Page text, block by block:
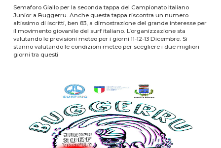
Semaforo Giallo per la seconda tappa del Campionato Italiano
Junior a Buggerru. Anche questa tappa riscontra un numero
altissimo di iscritti, ben 83, a dimostrazione del grande interesse per
il movimento giovanile del surf italiano. L’organizzazione sta
valutando le previsioni meteo per i giorni 11-12-13 Dicembre. Si
stanno valutando le condizioni meteo per scegliere i due migliori
giorni tra questi